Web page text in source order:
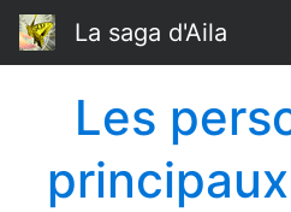
La saga d'Aila
Les